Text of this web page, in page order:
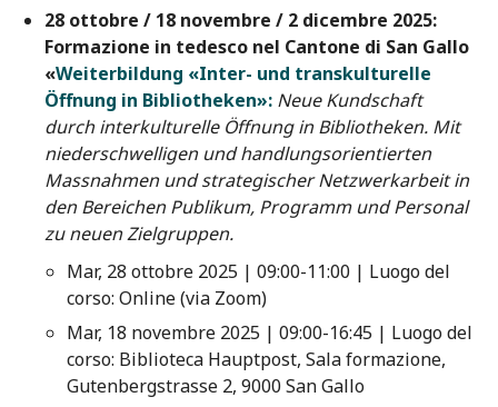
28 ottobre / 18 novembre / 2 dicembre 2025:
Formazione in tedesco nel Cantone di San Gallo
«Weiterbildung «Inter- und transkulturelle
Öffnung in Bibliotheken»: Neue Kundschaft
durch interkulturelle Öffnung in Bibliotheken. Mit
niederschwelligen und handlungsorientierten
Massnahmen und strategischer Netzwerkarbeit in
den Bereichen Publikum, Programm und Personal
zu neuen Zielgruppen.
Mar, 28 ottobre 2025 | 09:00-11:00 | Luogo del
corso: Online (via Zoom)
Mar, 18 novembre 2025 | 09:00-16:45 | Luogo del
corso: Biblioteca Hauptpost, Sala formazione,
Gutenbergstrasse 2, 9000 San Gallo